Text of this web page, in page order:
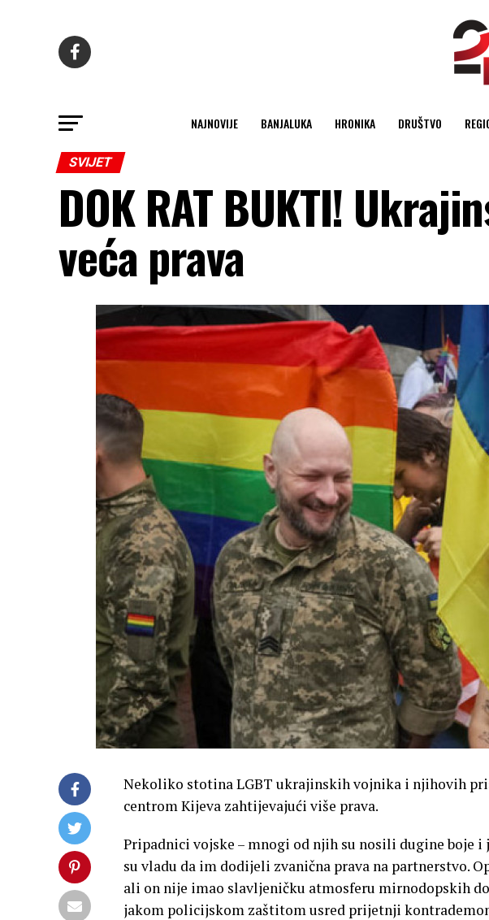
NAJNOVIJE BANJALUKA HRONIKA DRUŠTVO
SVIJET
DOK RAT BUKTI!
veća prava
Nekoliko stotina LGBT ukrajinskih vojnika i njihovih
centrom Kijeva zahtijevajući više prava.
Pripadnici vojske – mnogi od njih su nosili dugine boje
su vladu da im dodijeli zvanična prava na partnerstvo.
ali on nije imao slavljeničku atmosferu mirnodopskih
jakom policijskom zaštitom usred prijetnji